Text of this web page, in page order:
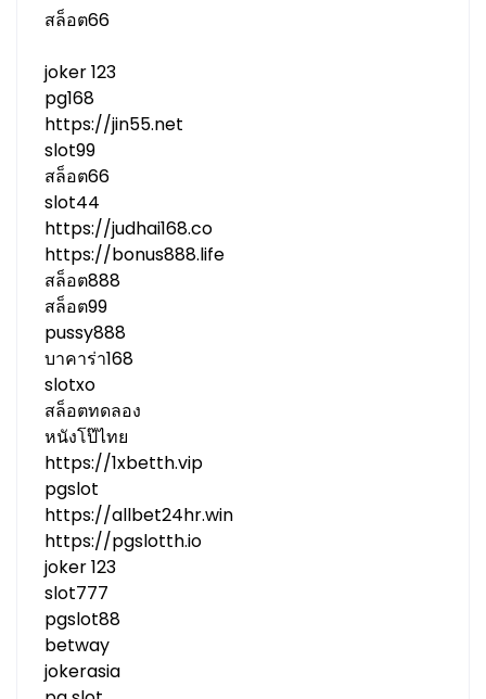
สล็อต66
joker 123
pg168
https://jin55.net
slot99
สล็อต66
slot44
https://judhai168.co
https://bonus888.life
สล็อต888
สล็อต99
pussy888
บาคาร่า168
slotxo
สล็อตทดลอง
หนังโป๊ไทย
https://1xbetth.vip
pgslot
https://allbet24hr.win
https://pgslotth.io
joker 123
slot777
pgslot88
betway
jokerasia